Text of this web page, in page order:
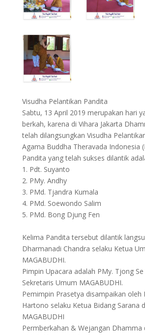
Visudha Pelantikan Pandita
Sabtu, 13 April 2019 merupakan hari
berkah, karena di Vihara Jakarta
telah dilangsungkan Visudha
Agama Buddha Theravada Indonesia
Pandita yang telah sukses dilantik
1. Pdt. Suyanto
2. PMy. Andhy
3. PMd. Tjandra Kumala
4. PMd. Soewondo Salim
5. PMd. Bong Djung Fen
Kelima Pandita tersebut dilantik
Dharmanadi Chandra selaku Ketua
MAGABUDHI.
Pimpin Upacara adalah PMy. Tjong
Sekretaris Umum MAGABUDHI.
Pemimpin Prasetya disampaikan oleh
Hartono selaku Ketua Bidang Sarana
MAGABUDHI
Permberkahan & Wejangan Dhamma